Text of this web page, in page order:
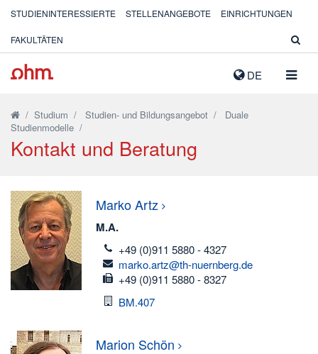
DE
STUDIENINTERESSIERTE STELLENANGEBOTE EINRICHTUNGEN
FAKULTÄTEN
/ Studium / Studien- und Bildungsangebot / Duale
Studienmodelle /
Kontakt und Beratung
MarkoArtz
M.A.
telefon
+49 (0)911 5880 - 4327
email
marko.artz@th-nuernberg.de
fax
+49 (0)911 5880 - 8327
Raum
BM.407
Marion Schön